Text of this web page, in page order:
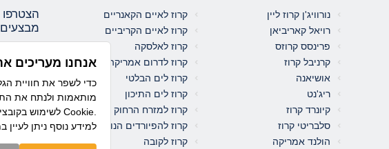
נורוויג'ן קרוז ליין
רויאל קאריביאן
פרינסס קרוזס
קרניבל קרוז
אושיאנה
ריג'נט
קיונרד קרוז
סלבריטי קרוז
הולנד אמריקה
קרוז לאיים הקאנריים
קרוז לאיים הקריביים
קרוז לאלסקה
קרוז לדרום אמריקה
קרוז לים הבלטי
קרוז לים התיכון
קרוז למזרח הרחוק
קרוז להפיורדים הנורבגיים
קרוז לקובה
אני
אנחנו מעריכים
מותאמות ולנתח את
לשימוש בקובצי Cookie.
למידע נוסף ניתן לעיין